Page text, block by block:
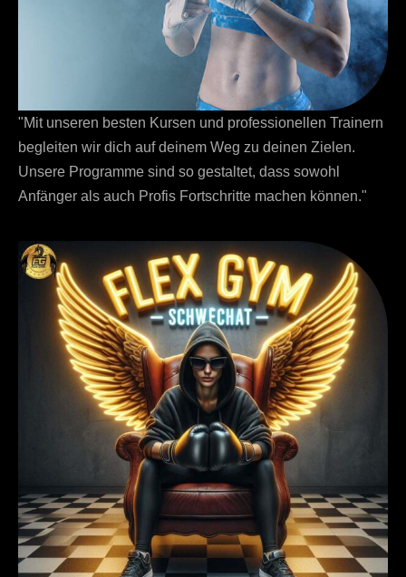
"Mit unseren besten Kursen und professionellen Trainern
begleiten wir dich auf deinem Weg zu deinen Zielen.
Unsere Programme sind so gestaltet, dass sowohl
Anfänger als auch Profis Fortschritte machen können."